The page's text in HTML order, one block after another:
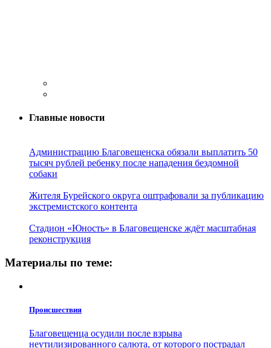
Главные новости
Администрацию Благовещенска обязали выплатить 50
тысяч рублей ребенку после нападения бездомной
собаки
Жителя Бурейского округа оштрафовали за публикацию
экстремистского контента
Стадион «Юность» в Благовещенске ждёт масштабная
реконструкция
Материалы по теме:
Проиcшествия
Благовещенца осудили после взрыва
неутилизированного салюта, от которого пострадал